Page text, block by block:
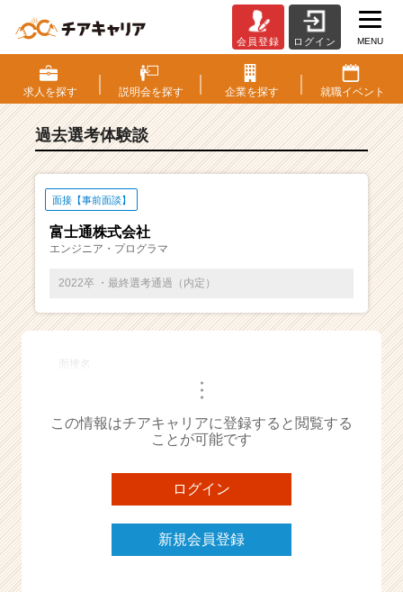
S・
選
考
験
ベ
ン
チ
ー・
成
ら
ス
ト
が
届
く
会員登録 ログイン MENU
求人を探す 説明会を探す 企業を探す 就職イベント
過去選考体験談
面接【事前面談】
富士通株式会社
エンジニア・プログラマ
2022卒 ・最終選考通過（内定）
面接名
・・・
この情報はチアキャリアに登録すると閲覧する
ことが可能です
ログイン
新規会員登録